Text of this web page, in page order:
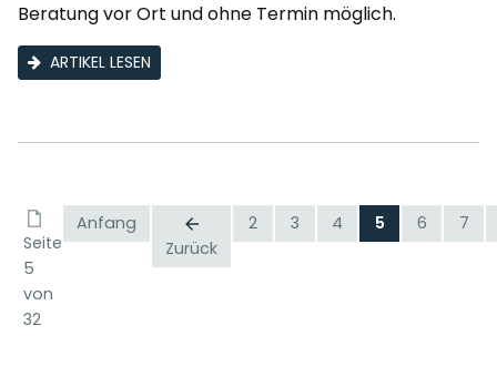
Beratung vor Ort und ohne Termin möglich.
ARTIKEL LESEN
Seite
5
von
32
Anfang
Zurück
2 3 4 5 6 7